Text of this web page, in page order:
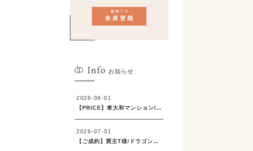
Info お知らせ